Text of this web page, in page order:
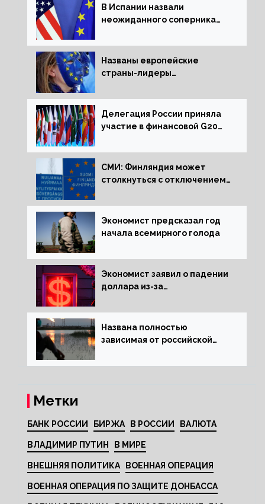
В Испании назвали
неожиданного соперника
Названы европейские
страны-лидеры
активов
Делегация России приняла
участие в финансовой G20
СМИ: Финляндия может
столкнуться с отключением
Экономист предсказал год
начала всемирного голода
Экономист заявил о падении
доллара из-за
Названа полностью
зависимая от российской
Метки
БАНК РОССИИ БИРЖА В РОССИИ ВАЛЮТА
ВЛАДИМИР ПУТИН В МИРЕ
ВНЕШНЯЯ ПОЛИТИКА ВОЕННАЯ ОПЕРАЦИЯ
ВОЕННАЯ ОПЕРАЦИЯ ПО ЗАЩИТЕ ДОНБАССА